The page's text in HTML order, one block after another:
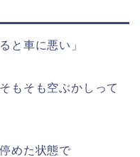
と車に悪い」
もそも空ぶかしって
めた状態で